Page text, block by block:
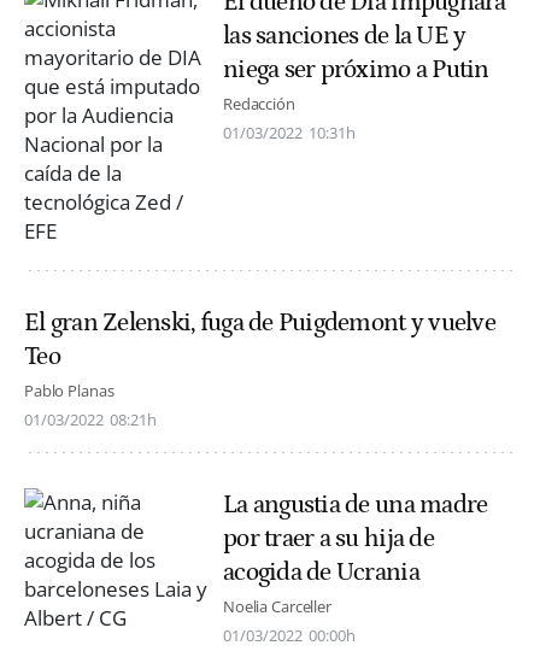
las sanciones de la UE y
niega ser próximo a Putin
Redacción
01/03/2022 10:31h
El gran Zelenski, fuga de Puigdemont y vuelve
Teo
Pablo Planas
01/03/2022 08:21h
La angustia de una madre
por traer a su hija de
acogida de Ucrania
Noelia Carceller
01/03/2022 00:00h